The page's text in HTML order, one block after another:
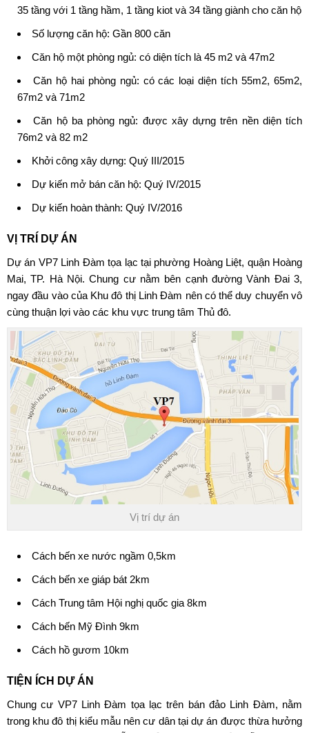
35 tầng với 1 tầng hầm, 1 tầng kiot và 34 tầng giành cho căn hộ
Số lượng căn hộ: Gần 800 căn
Căn hộ một phòng ngủ: có diện tích là 45 m2 và 47m2
Căn hộ hai phòng ngủ: có các loại diện tích 55m2, 65m2,
67m2 và 71m2
Căn hộ ba phòng ngủ: được xây dựng trên nền diện tích
76m2 và 82 m2
Khởi công xây dựng: Quý III/2015
Dự kiến mở bán căn hộ: Quý IV/2015
Dự kiến hoàn thành: Quý IV/2016
VỊ TRÍ DỰ ÁN
Dự án VP7 Linh Đàm tọa lạc tại phường Hoàng Liệt, quận Hoàng
Mai, TP. Hà Nội. Chung cư nằm bên cạnh đường Vành Đai 3,
ngay đầu vào của Khu đô thị Linh Đàm nên có thể duy chuyển vô
cùng thuận lợi vào các khu vực trung tâm Thủ đô.
Vị trí dự án
Cách bến xe nước ngầm 0,5km
Cách bến xe giáp bát 2km
Cách Trung tâm Hội nghị quốc gia 8km
Cách bến Mỹ Đình 9km
Cách hồ gươm 10km
TIỆN ÍCH DỰ ÁN
Chung cư VP7 Linh Đàm tọa lạc trên bán đảo Linh Đàm, nằm
trong khu đô thị kiểu mẫu nên cư dân tại dự án được thừa hưởng